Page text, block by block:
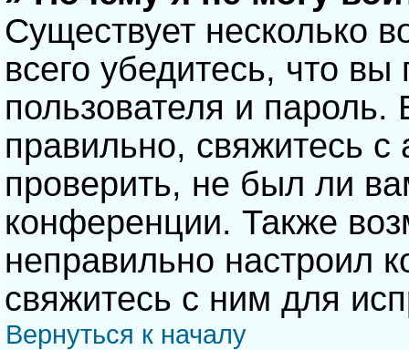
Существует несколько
всего убедитесь, что
пользователя и
правильно, свяжитесь
проверить, не был ли
конференции. Также
неправильно настроил
свяжитесь с ним для
Вернуться к началу